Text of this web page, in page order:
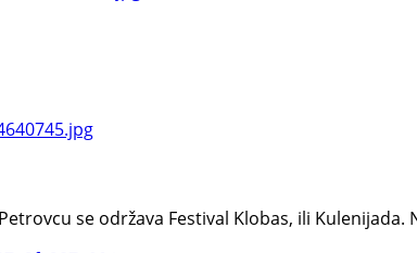
se održava Festival Klobas, ili